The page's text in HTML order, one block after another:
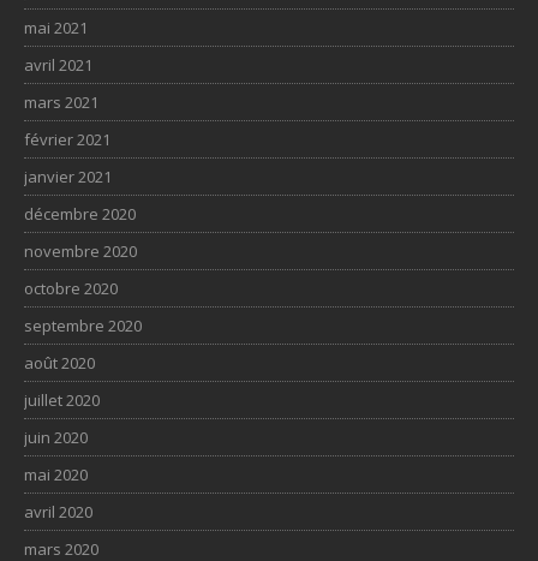
mai 2021
avril 2021
mars 2021
février 2021
janvier 2021
décembre 2020
novembre 2020
octobre 2020
septembre 2020
août 2020
juillet 2020
juin 2020
mai 2020
avril 2020
mars 2020